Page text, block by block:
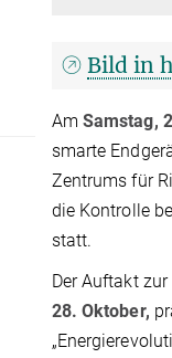
Bild in
Am Samstag,
smarte
Zentrums für
die Kontrolle
statt.
Der Auftakt
28. Oktober,